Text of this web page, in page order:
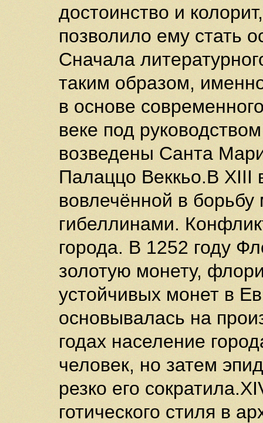
достоинство и
позволило ему стать
Сначала
таким образом,
в основе
веке под
возведены Санта
Палаццо Веккьо.В XIII
вовлечённой в
гибеллинами.
города. В 1252 году
золотую монету,
устойчивых монет в
основывалась на
годах население
человек, но затем
резко его
готического стиля в